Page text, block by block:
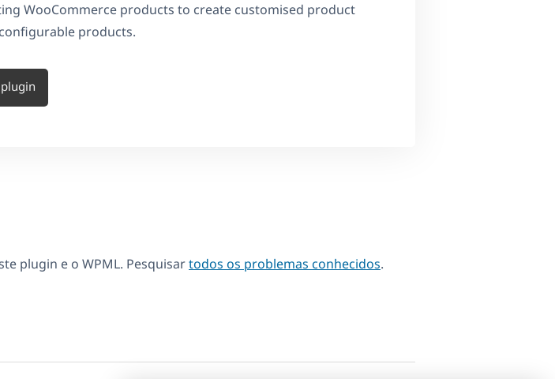
WooCommerce products to create customised product
products.
plugin e o WPML. Pesquisartodos os problemas conhecidos.